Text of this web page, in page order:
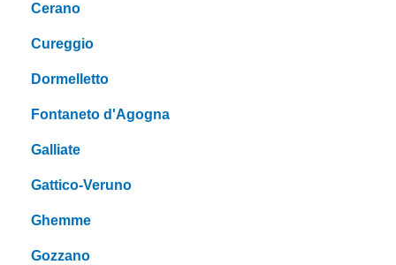
Cerano
Cureggio
Dormelletto
Fontaneto d'Agogna
Galliate
Gattico-Veruno
Ghemme
Gozzano